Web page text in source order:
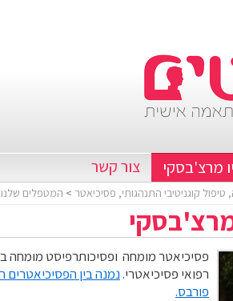
מרצ'בסקי צור קשר
קוגניטיבי התנהגותי, פסיכיאטר > המטפלים שלנו
פסיכיאטר מומחה ופסיכותרפיסט מומחה
רפואי פסיכיאטרי.נמנה בין הפסיכיאטרים
פורבס.